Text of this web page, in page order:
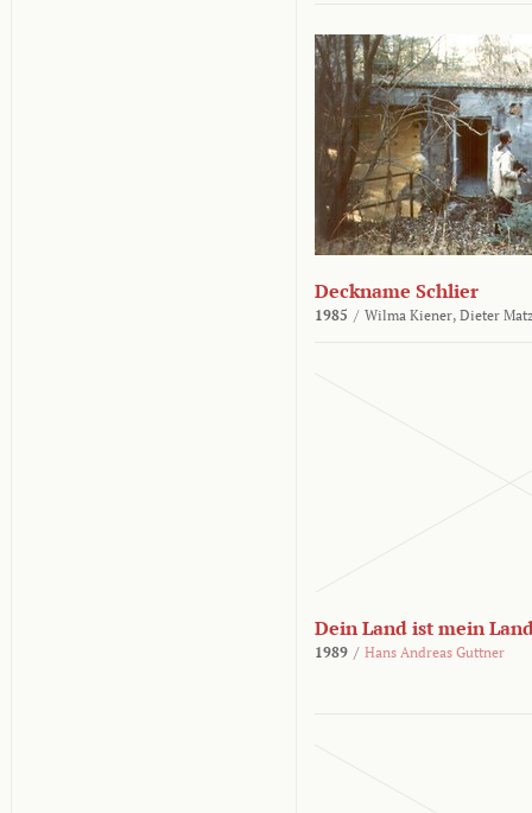
Deckname Schlier
1985 / Wilma Kiener, Dieter
Dein Land ist mein
1989 / Hans Andreas Guttner